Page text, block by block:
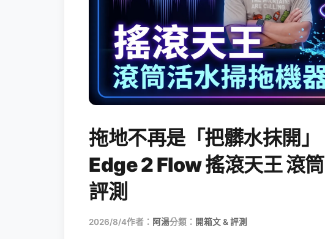
拖地不再是「把髒水抹開
Edge 2 Flow 搖滾天王 滾
評測
2026/8/4作者： 阿湯分類： 開箱文 & 評測